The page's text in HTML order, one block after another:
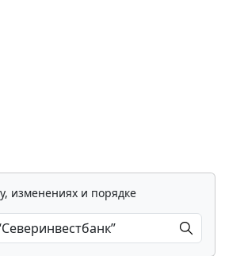
изменениях и порядке